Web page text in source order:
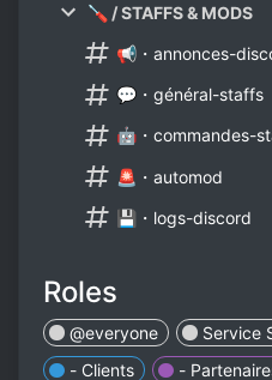
🪛 / STAFFS & MODS
📢・annonces-
💬・général-staffs
🤖・commandes-
🚨・automod
💾・logs-discord
Roles
@everyone Service
- Clients
-